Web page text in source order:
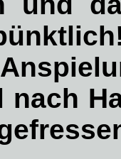
nach